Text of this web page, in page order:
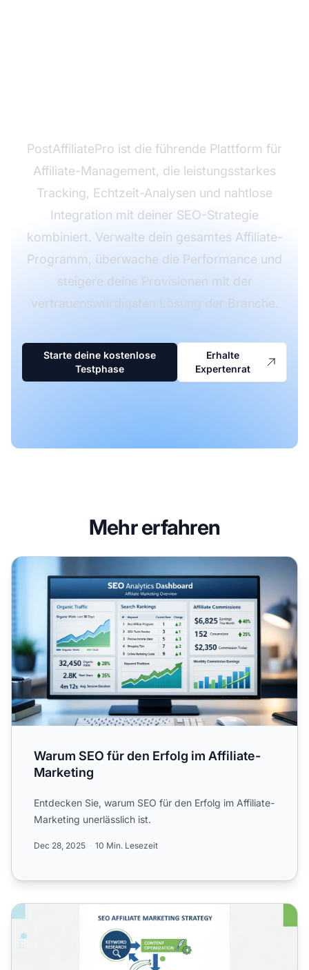
PostAffiliatePro ist die führende Plattform für
Affiliate-Management, die leistungsstarkes
Tracking, Echtzeit-Analysen und nahtlose
Integration mit deiner SEO-Strategie
kombiniert. Verwalte dein gesamtes Affiliate-
Programm, überwache die Performance und
steigere deine Provisionen mit der
vertrauenswürdigsten Lösung der Branche.
Starte deine kostenlose
Testphase
Erhalte
Expertenrat
Mehr erfahren
Warum SEO für den Erfolg im Affiliate-Marketing
Warum SEO für den Erfolg im Affiliate-
Marketing
Entdecken Sie, warum SEO für den Erfolg im Affiliate-
Marketing unerlässlich ist.
Dec 28, 2025 10 Min. Lesezeit
Wie kann ich SEO-Affiliate-Marketing nutzen, um mein